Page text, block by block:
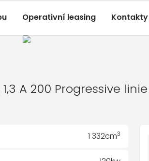
Operativní leasing Kontakty
1,3 A 200 Progressive linie
1 332cm3
44 434 Km
Progressive linie